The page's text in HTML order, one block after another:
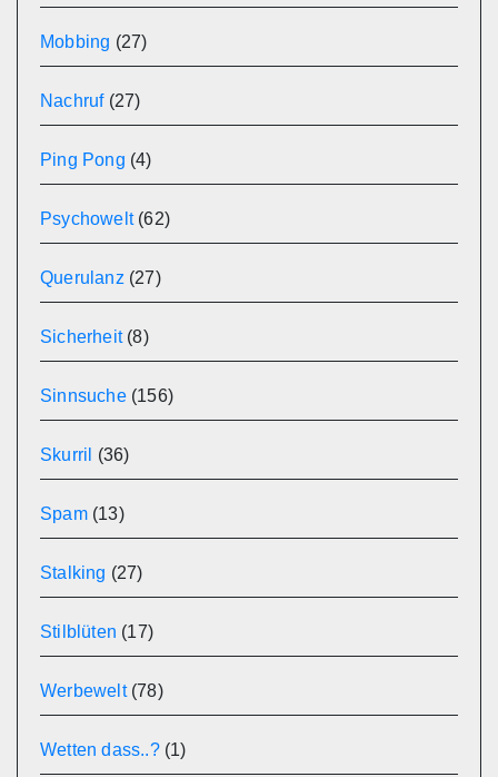
Mobbing (27)
Nachruf(27)
Ping Pong (4)
Psychowelt(62)
Querulanz (27)
Sicherheit(8)
Sinnsuche(156)
Skurril (36)
Spam(13)
Stalking (27)
Stilblüten (17)
Werbewelt(78)
Wetten dass..?(1)